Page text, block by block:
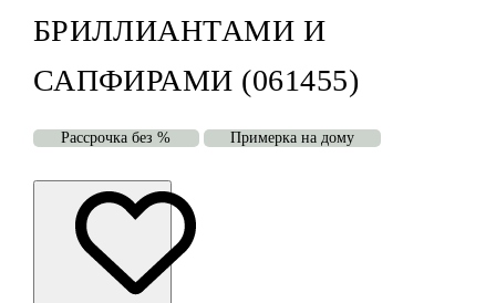
БРИЛЛИАНТАМИ И
САПФИРАМИ (061455)
Рассрочка без % Примерка на дому